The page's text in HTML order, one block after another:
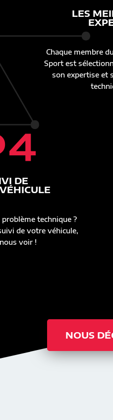
LES
Chaque membre
Sport est
son expertise et
DE
technique ?
de votre véhicule,
voir !
NOUS